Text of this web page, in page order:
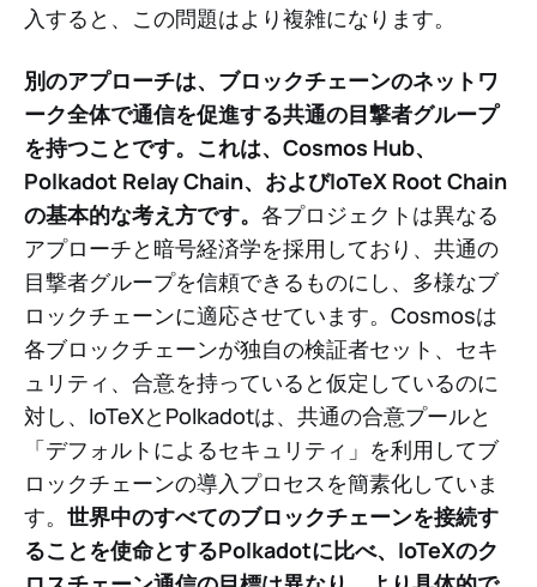
入すると、この問題はより複雑になります。
別のアプローチは、ブロックチェーンのネットワ
ーク全体で通信を促進する共通の目撃者グループ
を持つことです。これは、Cosmos Hub、
Polkadot Relay Chain、およびIoTeX Root Chain
の基本的な考え方です。 各プロジェクトは異なる
アプローチと暗号経済学を採用しており、共通の
目撃者グループを信頼できるものにし、多様なブ
ロックチェーンに適応させています。Cosmosは
各ブロックチェーンが独自の検証者セット、セキ
ュリティ、合意を持っていると仮定しているのに
対し、IoTeXとPolkadotは、共通の合意プールと
「デフォルトによるセキュリティ」を利用してブ
ロックチェーンの導入プロセスを簡素化していま
す。 世界中のすべてのブロックチェーンを接続す
ることを使命とするPolkadotに比べ、IoTeXのク